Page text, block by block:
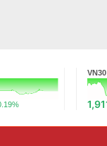
VN30